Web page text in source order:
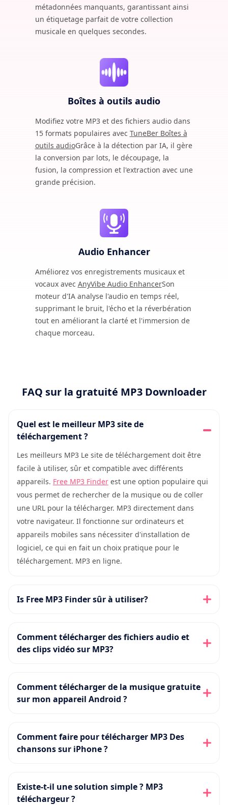
métadonnées manquants, garantissant ainsi
un étiquetage parfait de votre collection
musicale en quelques secondes.
Boîtes à outils audio
Modifiez votre MP3 et des fichiers audio dans
15 formats populaires avec TuneBer Boîtes à
outils audioGrâce à la détection par IA, il gère
la conversion par lots, le découpage, la
fusion, la compression et l'extraction avec une
grande précision.
Audio Enhancer
Améliorez vos enregistrements musicaux et
vocaux avec AnyVibe Audio EnhancerSon
moteur d'IA analyse l'audio en temps réel,
supprimant le bruit, l'écho et la réverbération
tout en améliorant la clarté et l'immersion de
chaque morceau.
FAQ sur la gratuité MP3 Downloader
Quel est le meilleur MP3 site de
téléchargement ?
Les meilleurs MP3 Le site de téléchargement doit être
facile à utiliser, sûr et compatible avec différents
appareils. Free MP3 Finder est une option populaire qui
vous permet de rechercher de la musique ou de coller
une URL pour la télécharger. MP3 directement dans
votre navigateur. Il fonctionne sur ordinateurs et
appareils mobiles sans nécessiter d'installation de
logiciel, ce qui en fait un choix pratique pour le
téléchargement. MP3 en ligne.
Is Free MP3 Finder sûr à utiliser?
Comment télécharger des fichiers audio et
des clips vidéo sur MP3?
Comment télécharger de la musique gratuite
sur mon appareil Android ?
Comment faire pour télécharger MP3 Des
chansons sur iPhone ?
Existe-t-il une solution simple ? MP3
téléchargeur ?